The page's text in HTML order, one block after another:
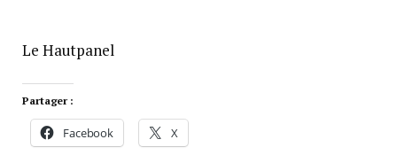
Le Hautpanel
Partager :
Facebook X